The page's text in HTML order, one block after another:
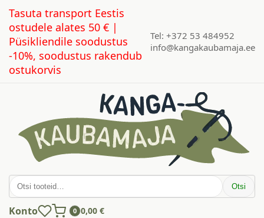
Tasuta transport Eestis
ostudele alates 50 € |
Püsikliendile soodustus
-10%, soodustus rakendub
ostukorvis
Tel: +372 53 484952
info@kangakaubamaja.ee
Otsi: Otsi
Konto 0 0,00 €